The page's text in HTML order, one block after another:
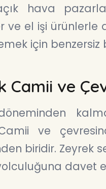
hava
ve el işi ürünlerle
için benzersiz
Camii ve
ve
biridir. Zeyrek
davet